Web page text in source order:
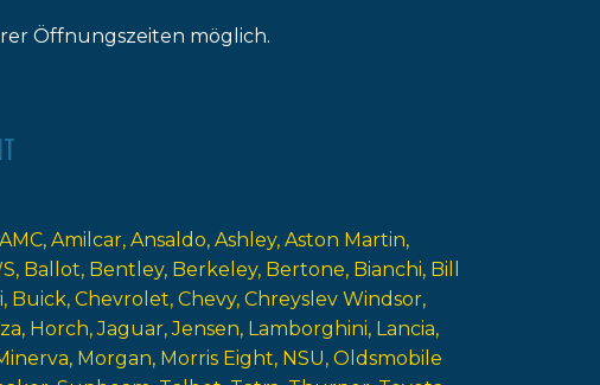
Öffnungszeiten möglich.
AMC Amilcar Ansaldo Ashley Aston Martin
Ballot Bentley Berkeley Bertone Bianchi Bill
Buick Chevrolet Chevy Chreyslev Windsor
Horch Jaguar Jensen Lamborghini Lancia
Morgan Morris Eight NSU Oldsmobile